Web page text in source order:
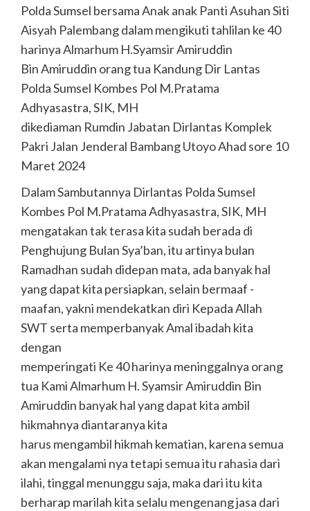
Polda Sumsel bersama Anak anak Panti Asuhan Siti
Aisyah Palembang dalam mengikuti tahlilan ke 40
harinya Almarhum H.Syamsir Amiruddin
Bin Amiruddin orang tua Kandung Dir Lantas
Polda Sumsel Kombes Pol M.Pratama
Adhyasastra, SIK, MH
dikediaman Rumdin Jabatan Dirlantas Komplek
Pakri Jalan Jenderal Bambang Utoyo Ahad sore 10
Maret 2024
Dalam Sambutannya Dirlantas Polda Sumsel
Kombes Pol M.Pratama Adhyasastra, SIK, MH
mengatakan tak terasa kita sudah berada di
Penghujung Bulan Sya’ban, itu artinya bulan
Ramadhan sudah didepan mata, ada banyak hal
yang dapat kita persiapkan, selain bermaaf -
maafan, yakni mendekatkan diri Kepada Allah
SWT serta memperbanyak Amal ibadah kita
dengan
memperingati Ke 40 harinya meninggalnya orang
tua Kami Almarhum H. Syamsir Amiruddin Bin
Amiruddin banyak hal yang dapat kita ambil
hikmahnya diantaranya kita
harus mengambil hikmah kematian, karena semua
akan mengalami nya tetapi semua itu rahasia dari
ilahi, tinggal menunggu saja, maka dari itu kita
berharap marilah kita selalu mengenang jasa dari